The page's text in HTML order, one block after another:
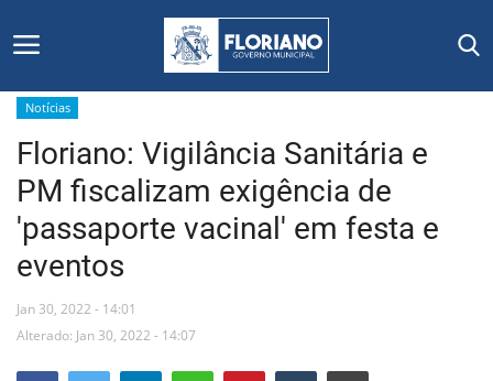
Início
Editais
Floriano
Secretarias e Órgãos
Mural de Licitações
Notícias
Floriano: Vigilância Sanitária e
PM fiscalizam exigência de
'passaporte vacinal' em festa e
eventos
Jan 30, 2022 - 14:01
Alterado: Jan 30, 2022 - 14:07